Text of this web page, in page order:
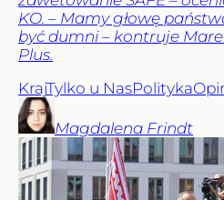
KO. – Mamy głowę
być dumni – kontruje
Plus.
KrajTylko u NasPolityka
Magdalena Frindt